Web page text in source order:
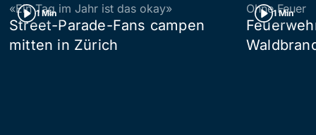
1 Min
«Ein Tag im Jahr ist das okay»
Street-Parade-Fans campen
mitten in Zürich
1 Min
Ohne Feuer